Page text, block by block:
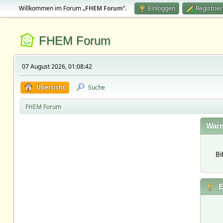
Willkommen im Forum „FHEM Forum“. Einloggen
FHEM Forum
07 August 2026, 01:08:42
Übersicht Suche
FHEM Forum